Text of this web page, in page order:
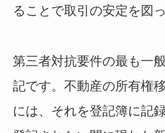
ることで取引の安定を図
第三者対抗要件の最も一
記です。不動産の所有権
には、それを登記簿に記